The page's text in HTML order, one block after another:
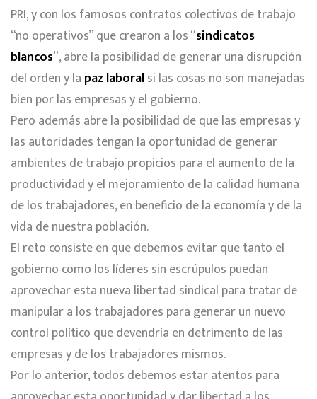
PRI, y con los famosos contratos colectivos de trabajo
“no operativos” que crearon a los “sindicatos
blancos”, abre la posibilidad de generar una disrupción
del orden y la paz laboralsi las cosas no son manejadas
bien por las empresas y el gobierno.
Pero además abre la posibilidad de que las empresas y
las autoridades tengan la oportunidad de generar
ambientes de trabajo propicios para el aumento de la
productividad y el mejoramiento de la calidad humana
de los trabajadores, en beneficio de la economía y de la
vida de nuestra población.
El reto consiste en que debemos evitar que tanto el
gobierno como los líderes sin escrúpulos puedan
aprovechar esta nueva libertad sindical para tratar de
manipular a los trabajadores para generar un nuevo
control político que devendría en detrimento de las
empresas y de los trabajadores mismos.
Por lo anterior, todos debemos estar atentos para